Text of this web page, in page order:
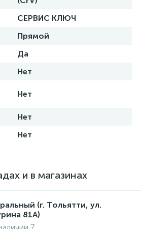
СЕРВИС КЛЮЧ
Прямой
Да
Нет
Нет
Нет
Нет
и в магазинах
(г. Тольятти, ул.
81А)